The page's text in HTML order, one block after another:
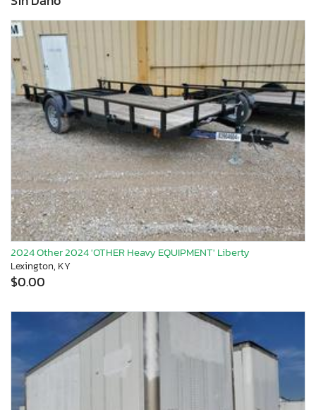
2024 Other 2024 'OTHER Heavy EQUIPMENT' Liberty
Lexington, KY
$0.00